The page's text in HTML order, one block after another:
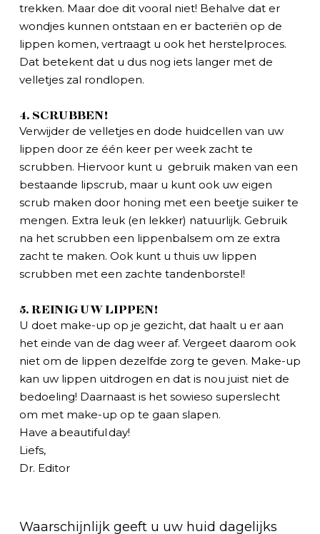
trekken. Maar doe dit vooral niet! Behalve dat er
wondjes kunnen ontstaan en er bacteriën op de
lippen komen, vertraagt u ook het herstelproces.
Dat betekent dat u dus nog iets langer met de
velletjes zal rondlopen.
4. SCRUBBEN!
Verwijder de velletjes en dode huidcellen van uw
lippen door ze één keer per week zacht te
scrubben. Hiervoor kunt u gebruik maken van een
bestaande lipscrub, maar u kunt ook uw eigen
scrub maken door honing met een beetje suiker te
mengen. Extra leuk (en lekker) natuurlijk. Gebruik
na het scrubben een lippenbalsem om ze extra
zacht te maken. Ook kunt u thuis uw lippen
scrubben met een zachte tandenborstel!
5. REINIG UW LIPPEN!
U doet make-up op je gezicht, dat haalt u er aan
het einde van de dag weer af. Vergeet daarom ook
niet om de lippen dezelfde zorg te geven. Make-up
kan uw lippen uitdrogen en dat is nou juist niet de
bedoeling! Daarnaast is het sowieso superslecht
om met make-up op te gaan slapen.
Have a beautiful day!
Liefs,
Dr. Editor
Waarschijnlijk geeft u uw huid dagelijks